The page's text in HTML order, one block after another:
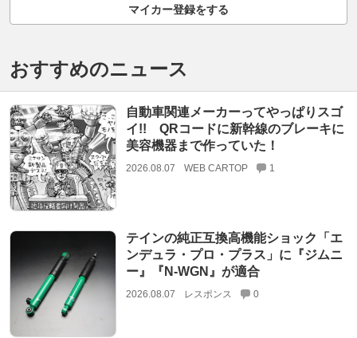
マイカー登録をする
おすすめのニュース
自動車関連メーカーってやっぱりスゴ
イ!! QRコードに新幹線のブレーキに
美容機器まで作っていた！
2026.08.07 WEB CARTOP 1
テインの純正互換高機能ショック「エ
ンデュラ・プロ・プラス」に『ジムニ
ー』『N-WGN』が適合
2026.08.07 レスポンス 0